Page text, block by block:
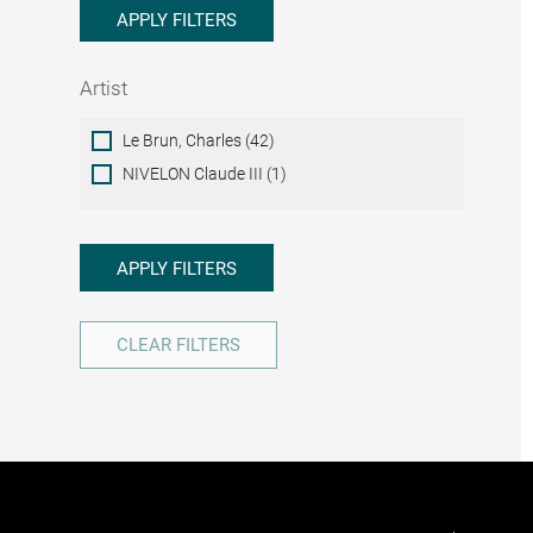
APPLY FILTERS
Artist
ArtistLe Brun, Charles (42)
NIVELON Claude III (1)
APPLY FILTERS
CLEAR FILTERS